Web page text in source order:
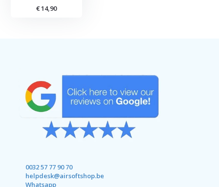
€ 14,90
0032 57 77 90 70
helpdesk@airsoftshop.be
Whatsapp